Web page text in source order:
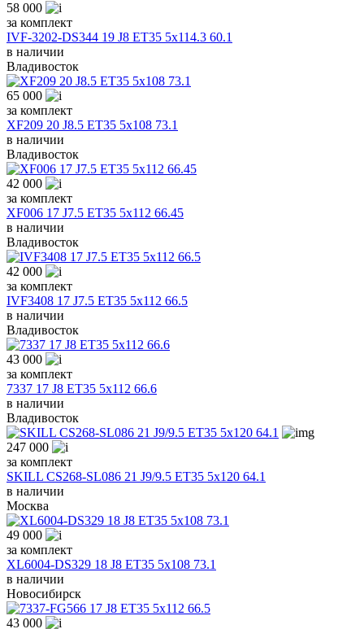
58 000
за комплект
IVF-3202-DS344 19 J8 ET35 5x114.3 60.1
в наличии
Владивосток
65 000
за комплект
XF209 20 J8.5 ET35 5x108 73.1
в наличии
Владивосток
42 000
за комплект
XF006 17 J7.5 ET35 5x112 66.45
в наличии
Владивосток
42 000
за комплект
IVF3408 17 J7.5 ET35 5x112 66.5
в наличии
Владивосток
43 000
за комплект
7337 17 J8 ET35 5x112 66.6
в наличии
Владивосток
247 000
за комплект
SKILL CS268-SL086 21 J9/9.5 ET35 5x120 64.1
в наличии
Москва
49 000
за комплект
XL6004-DS329 18 J8 ET35 5x108 73.1
в наличии
Новосибирск
43 000